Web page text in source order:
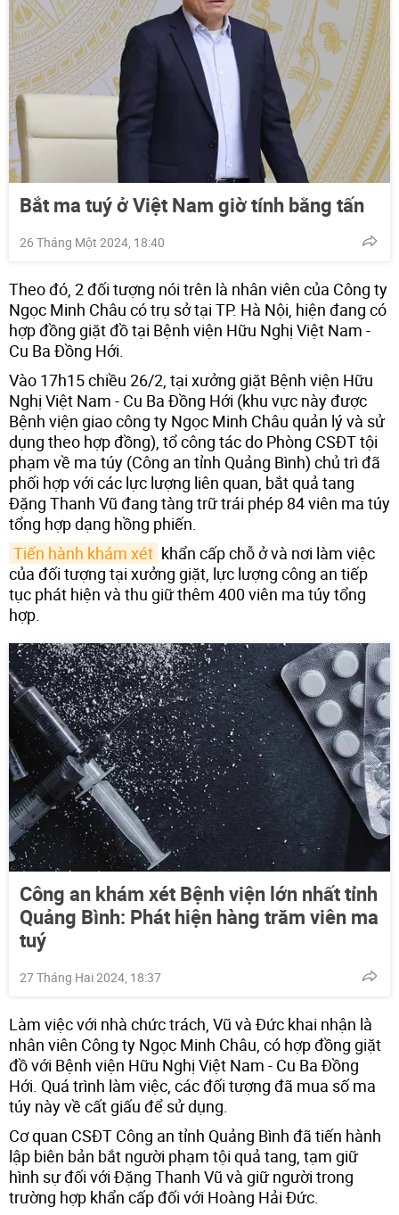
Bắt ma tuý ở Việt Nam giờ tính bằng tấn
26 Tháng Một 2024, 18:40
Theo đó, 2 đối tượng nói trên là nhân viên của Công ty
Ngọc Minh Châu có trụ sở tại TP. Hà Nội, hiện đang có
hợp đồng giặt đồ tại Bệnh viện Hữu Nghị Việt Nam -
Cu Ba Đồng Hới.
Vào 17h15 chiều 26/2, tại xưởng giặt Bệnh viện Hữu
Nghị Việt Nam - Cu Ba Đồng Hới (khu vực này được
Bệnh viện giao công ty Ngọc Minh Châu quản lý và sử
dụng theo hợp đồng), tổ công tác do Phòng CSĐT tội
phạm về ma túy (Công an tỉnh Quảng Bình) chủ trì đã
phối hợp với các lực lượng liên quan, bắt quả tang
Đặng Thanh Vũ đang tàng trữ trái phép 84 viên ma túy
tổng hợp dạng hồng phiến.
Tiến hành khám xét khẩn cấp chỗ ở và nơi làm việc
của đối tượng tại xưởng giặt, lực lượng công an tiếp
tục phát hiện và thu giữ thêm 400 viên ma túy tổng
hợp.
Công an khám xét Bệnh viện lớn nhất tỉnh
Quảng Bình: Phát hiện hàng trăm viên ma
tuý
27 Tháng Hai 2024, 18:37
Làm việc với nhà chức trách, Vũ và Đức khai nhận là
nhân viên Công ty Ngọc Minh Châu, có hợp đồng giặt
đồ với Bệnh viện Hữu Nghị Việt Nam - Cu Ba Đồng
Hới. Quá trình làm việc, các đối tượng đã mua số ma
túy này về cất giấu để sử dụng.
Cơ quan CSĐT Công an tỉnh Quảng Bình đã tiến hành
lập biên bản bắt người phạm tội quả tang, tạm giữ
hình sự đối với Đặng Thanh Vũ và giữ người trong
trường hợp khẩn cấp đối với Hoàng Hải Đức.